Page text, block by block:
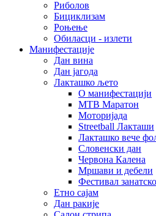
Риболов
Бициклизам
Роњење
Обиласци - излети
Манифестације
Дан вина
Дан јагода
Лакташко љето
О манифестацији
MTB Маратон
Моторијада
Streetball Лакташи
Лакташко вече
Словенски дан
Червона Калена
Мршави и дебели
Фестивал
Етно сајам
Дан ракије